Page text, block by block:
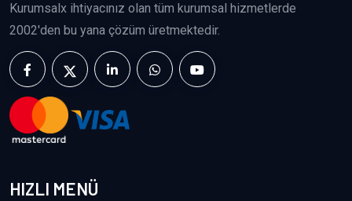
Kurumsalx ihtiyacınız olan tüm kurumsal hizmetlerde
2002'den bu yana çözüm üretmektedir.
HIZLI MENÜ